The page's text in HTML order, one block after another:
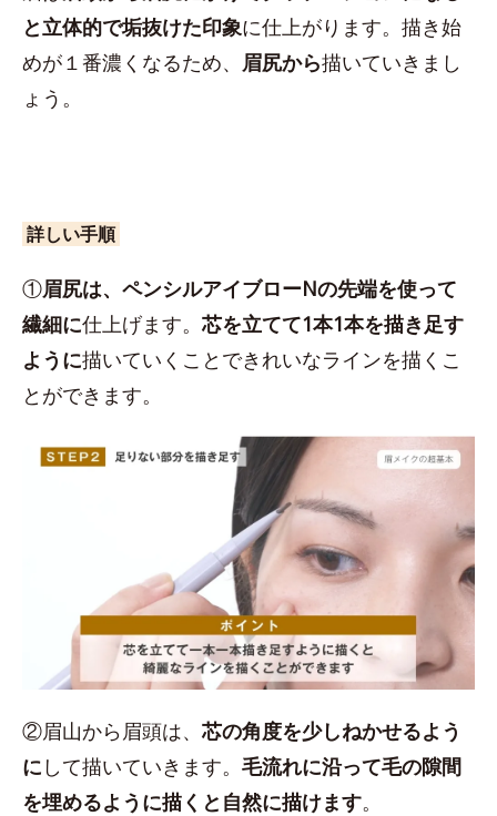
と立体的で垢抜けた印象に仕上がります。描き始
めが１番濃くなるため、 眉尻から描いていきまし
ょう。
詳しい手順
①眉尻は、ペンシルアイブローNの先端を使って
繊細に仕上げます。 芯を立てて1本1本を描き足す
ように描いていくことできれいなラインを描くこ
とができます。
②眉山から眉頭は、 芯の角度を少しねかせるよう
に して描いていきます。 毛流れに沿って毛の隙間
を埋めるように描くと自然に描けます。